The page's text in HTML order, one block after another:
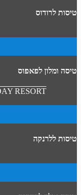
טיסות לרודוס
טיסה ומלון לפאפוס
RESORT
טיסות ללרנקה